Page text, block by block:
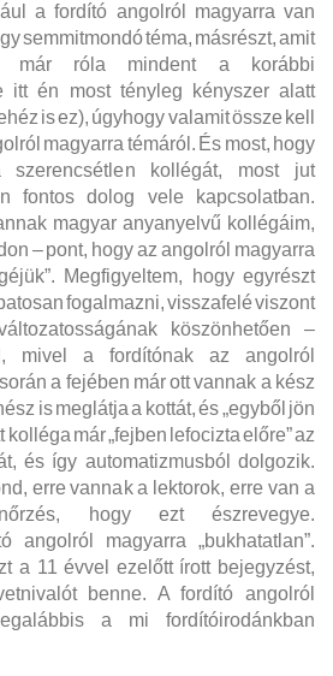
a fordító angolról magyarra van
semmitmondó téma, másrészt, amit
már róla mindent a korábbi
itt én most tényleg kényszer alatt
is ez), úgyhogy valamit össze kell
magyarra témáról. És most, hogy
szerencsétlen kollégát, most jut
fontos dolog vele kapcsolatban.
magyar anyanyelvű kollégáim,
– pont, hogy az angolról magyarra
Megfigyeltem, hogy egyrészt
fogalmazni, visszafelé viszont
köszönhetően –
mivel a fordítónak az angolról
a fejében már ott vannak a kész
is meglátja a kottát, és „egyből jön
kolléga már „fejben lefocizta előre” az
és így automatizmusból dolgozik.
erre vannak a lektorok, erre van a
hogy ezt észrevegye.
angolról magyarra „bukhatatlan”.
a 11 évvel ezelőtt írott bejegyzést,
benne. A fordító angolról
a mi fordítóirodánkban